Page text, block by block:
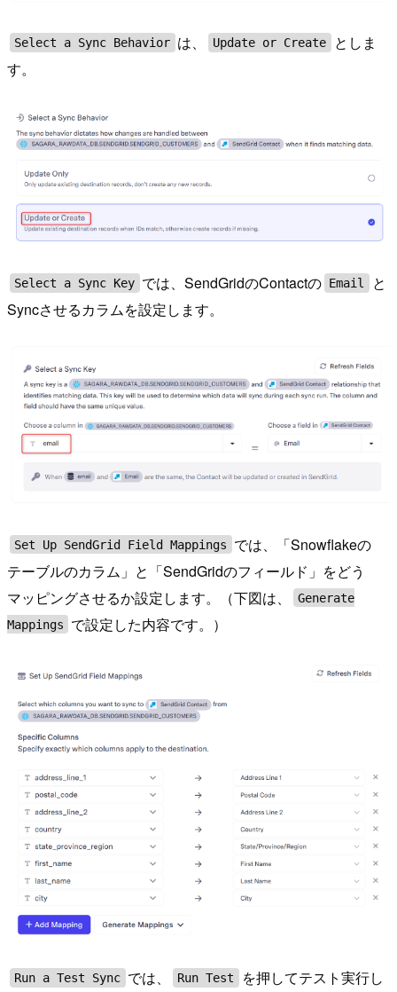
Select a Sync Behavior は、 Update or Create
としま
す。
Select a Sync Key では、SendGridのContactの Email
と
Syncさせるカラムを設定します。
Set Up SendGrid Field Mappings
では、「Snowflakeの
テーブルのカラム」と「SendGridのフィールド」をどう
マッピングさせるか設定します。（下図は、
Generate
Mappings
で設定した内容です。）
Run a Test Sync では、 Run Test を押してテスト実行し